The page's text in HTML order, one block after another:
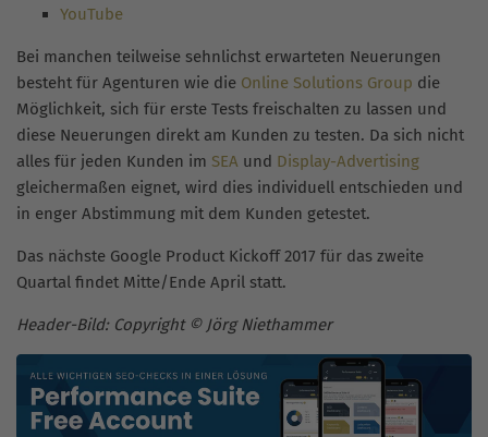
YouTube
Bei manchen teilweise sehnlichst erwarteten Neuerungen
besteht für Agenturen wie die Online Solutions Group die
Möglichkeit, sich für erste Tests freischalten zu lassen und
diese Neuerungen direkt am Kunden zu testen. Da sich nicht
alles für jeden Kunden im SEA und Display-Advertising
gleichermaßen eignet, wird dies individuell entschieden und
in enger Abstimmung mit dem Kunden getestet.
Das nächste Google Product Kickoff 2017 für das zweite
Quartal findet Mitte/Ende April statt.
Header-Bild: Copyright © Jörg Niethammer